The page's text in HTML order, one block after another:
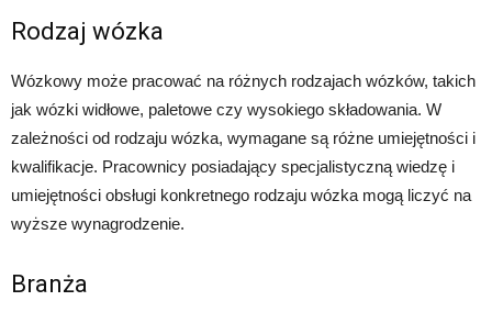
Rodzaj wózka
Wózkowy może pracować na różnych rodzajach wózków, takich
jak wózki widłowe, paletowe czy wysokiego składowania. W
zależności od rodzaju wózka, wymagane są różne umiejętności i
kwalifikacje. Pracownicy posiadający specjalistyczną wiedzę i
umiejętności obsługi konkretnego rodzaju wózka mogą liczyć na
wyższe wynagrodzenie.
Branża